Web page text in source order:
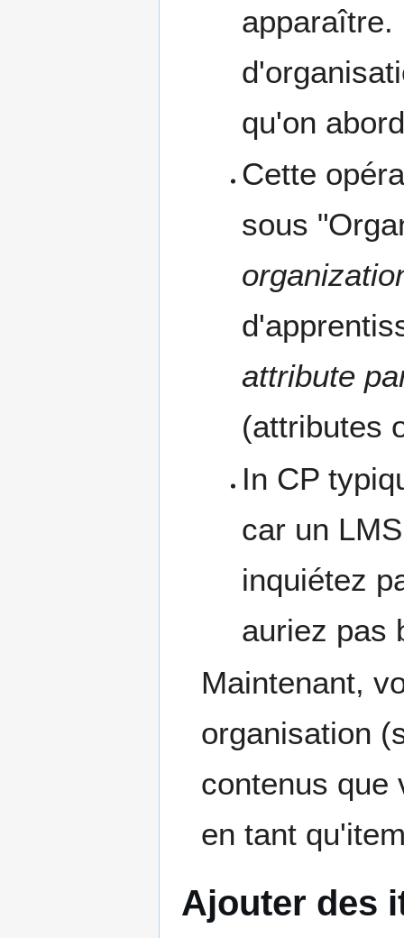
apparaître.
qu'on
Cette
sous
attribute
(attributes
In CP
car un
inquiétez
auriez pas
Maintenant,
organisation
contenus que
en tant
Ajouter des